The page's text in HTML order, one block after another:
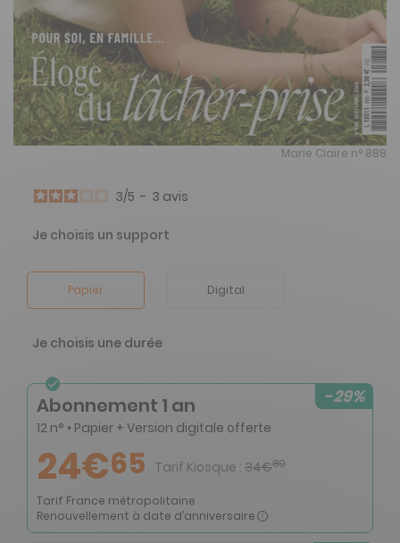
Marie Claire n° 888
3/5 - 3 avis
Je choisis un support
Papier Digital
Je choisis une durée
-29%
Abonnement 1 an
12 n° • Papier + Version digitale offerte
24€65 Tarif Kiosque : 34€80
Tarif France métropolitaine
Renouvellement à date d’anniversaire